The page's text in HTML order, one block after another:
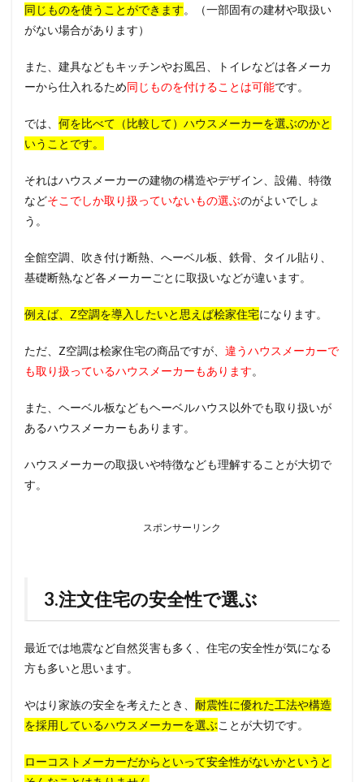
同じものを使うことができます。（一部固有の建材や取扱い
がない場合があります）
また、建具などもキッチンやお風呂、トイレなどは各メーカ
ーから仕入れるため同じものを付けることは可能です。
では、 何を比べて（比較して）ハウスメーカーを選ぶのかと
いうことです。
それはハウスメーカーの建物の構造やデザイン、設備、特徴
などそこでしか取り扱っていないもの選ぶのがよいでしょ
う。
全館空調、吹き付け断熱、へーベル板、鉄骨、タイル貼り、
基礎断熱,など各メーカーごとに取扱いなどが違います。
例えば、Z空調を導入したいと思えば桧家住宅になります。
ただ、Z空調は桧家住宅の商品ですが、 違うハウスメーカーで
も取り扱っているハウスメーカーもあります。
また、ヘーベル板などもヘーベルハウス以外でも取り扱いが
あるハウスメーカーもあります。
ハウスメーカーの取扱いや特徴なども理解することが大切で
す。
スポンサーリンク
3.注文住宅の安全性で選ぶ
最近では地震など自然災害も多く、住宅の安全性が気になる
方も多いと思います。
やはり家族の安全を考えたとき、 耐震性に優れた工法や構造
を採用しているハウスメーカーを選ぶことが大切です。
ローコストメーカーだからといって安全性がないかというと